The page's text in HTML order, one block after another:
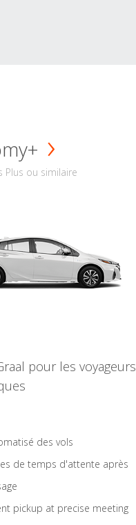
Plus ou similaire
pour les voyageurs
des vols
de temps d'attente après
pickup at precise meeting